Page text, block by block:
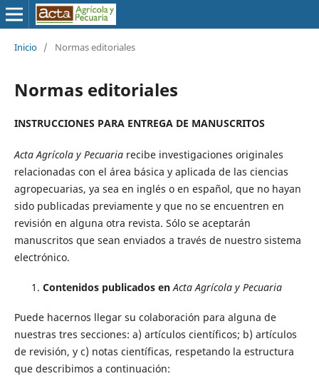
Inicio / Normas editoriales
Normas editoriales
INSTRUCCIONES PARA ENTREGA DE MANUSCRITOS
Acta Agrícola y Pecuaria recibe investigaciones originales
relacionadas con el área básica y aplicada de las ciencias
agropecuarias, ya sea en inglés o en español, que no hayan
sido publicadas previamente y que no se encuentren en
revisión en alguna otra revista. Sólo se aceptarán
manuscritos que sean enviados a través de nuestro sistema
electrónico.
Contenidos publicados enActa Agrícola y Pecuaria
Puede hacernos llegar su colaboración para alguna de
nuestras tres secciones: a) artículos científicos; b) artículos
de revisión, y c) notas científicas, respetando la estructura
que describimos a continuación: